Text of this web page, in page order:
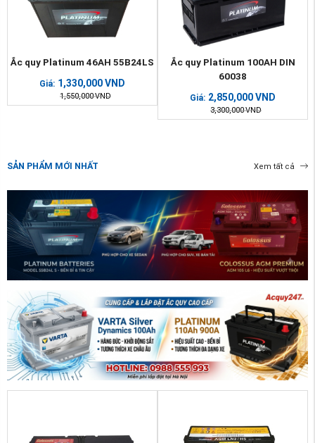
Ắc quy Platinum 46AH 55B24LS
Giá: 1,330,000VND
1,550,000 VND
Ắc quy Platinum 100AH DIN
60038
Giá: 2,850,000VND
3,300,000 VND
SẢN PHẨM MỚI NHẤT Xem tất cả